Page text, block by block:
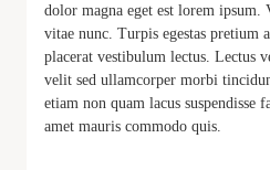
dolor magna eget est lorem ipsum.
vitae nunc. Turpis egestas pretium
placerat vestibulum lectus. Lectus
velit sed ullamcorper morbi
etiam non quam lacus suspendisse
amet mauris commodo quis.